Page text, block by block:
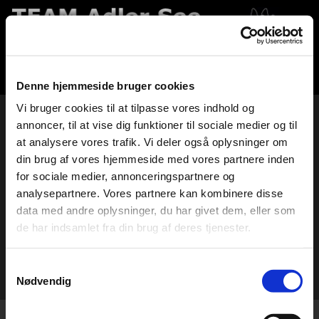
Denne hjemmeside bruger cookies
Vi bruger cookies til at tilpasse vores indhold og
annoncer, til at vise dig funktioner til sociale medier og til
at analysere vores trafik. Vi deler også oplysninger om
din brug af vores hjemmeside med vores partnere inden
for sociale medier, annonceringspartnere og
analysepartnere. Vores partnere kan kombinere disse
data med andre oplysninger, du har givet dem, eller som
de har indsamlet fra din brug af deres tjenester.
Nødvendig
SKUERESULTATER WINSIS